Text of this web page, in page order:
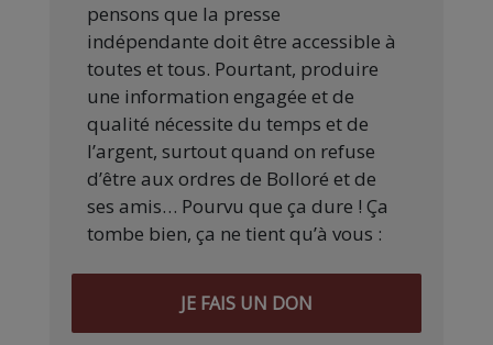
pensons que la presse
indépendante doit être accessible à
toutes et tous. Pourtant, produire
une information engagée et de
qualité nécessite du temps et de
l’argent, surtout quand on refuse
d’être aux ordres de Bolloré et de
ses amis… Pourvu que ça dure ! Ça
tombe bien, ça ne tient qu’à vous :
JE FAIS UN DON